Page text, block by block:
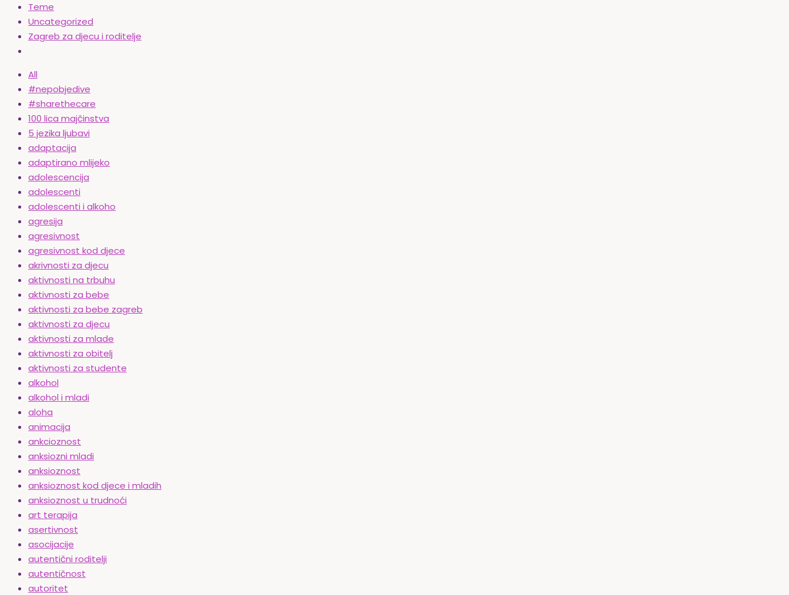
Teme
Uncategorized
Zagreb za djecu i roditelje
All
#nepobjedive
#sharethecare
100 lica majčinstva
5 jezika ljubavi
adaptacija
adaptirano mlijeko
adolescencija
adolescenti
adolescenti i alkoho
agresija
agresivnost
agresivnost kod djece
akrivnosti za djecu
aktivnosti na trbuhu
aktivnosti za bebe
aktivnosti za bebe zagreb
aktivnosti za djecu
aktivnosti za mlade
aktivnosti za obitelj
aktivnosti za studente
alkohol
alkohol i mladi
aloha
animacija
ankcioznost
anksiozni mladi
anksioznost
anksioznost kod djece i mladih
anksioznost u trudnoći
art terapija
asertivnost
asocijacije
autentični roditelji
autentičnost
autoritet